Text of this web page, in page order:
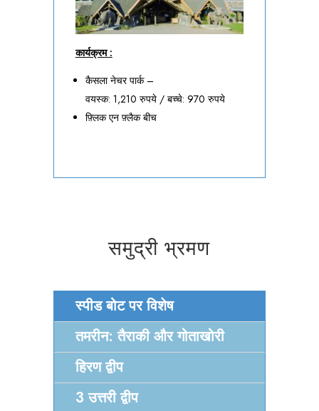
कार्यक्रम :
कैसला नेचर पार्क –
वयस्क: 1,210 रुपये / बच्चे: 970 रुपये
फ़्लिक एन फ़्लैक बीच
समुद्री भ्रमण
स्पीड बोट पर विशेष
तमरीन: तैराकी और गोताखोरी
हिरण द्वीप
3 उत्तरी द्वीप